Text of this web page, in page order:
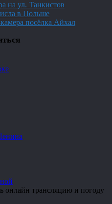
на ул. Танкистов
в Польше
посёлка Айхал
онлайн трансляцию и погоду